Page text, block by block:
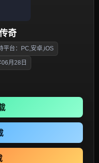
奇
平台：PC,安卓,iOS
月28日